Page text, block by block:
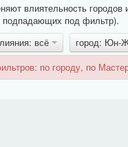
влиятельность
подпадающих под фильтр).
всё
город: Юн-
по городу, по